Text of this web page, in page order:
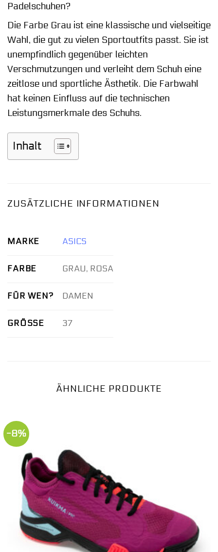
Padelschuhen?
Die Farbe Grau ist eine klassische und vielseitige
Wahl, die gut zu vielen Sportoutfits passt. Sie ist
unempfindlich gegenüber leichten
Verschmutzungen und verleiht dem Schuh eine
zeitlose und sportliche Ästhetik. Die Farbwahl
hat keinen Einfluss auf die technischen
Leistungsmerkmale des Schuhs.
Inhalt
ZUSÄTZLICHE INFORMATIONEN
MARKE ASICS
FARBE GRAU, ROSA
FÜR WEN? DAMEN
GRÖSSE 37
ÄHNLICHE PRODUKTE
-8%